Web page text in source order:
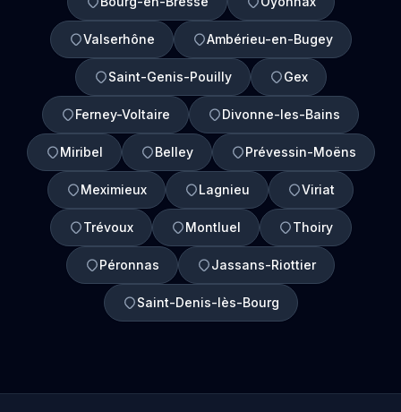
Valserhône Ambérieu-en-Bugey
Saint-Genis-Pouilly Gex
Ferney-Voltaire Divonne-les-Bains
Miribel Belley Prévessin-Moëns
Meximieux Lagnieu Viriat
Trévoux Montluel Thoiry
Péronnas Jassans-Riottier
Saint-Denis-lès-Bourg